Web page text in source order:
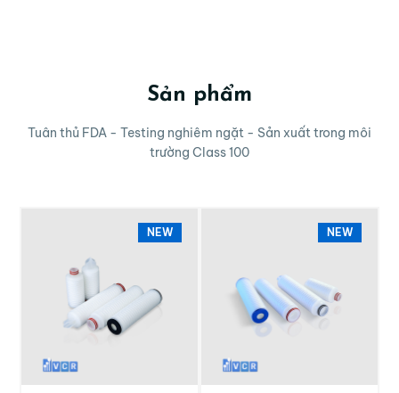
Sản phẩm
Tuân thủ FDA - Testing nghiêm ngặt - Sản xuất trong môi
trường Class 100
NEW NEW